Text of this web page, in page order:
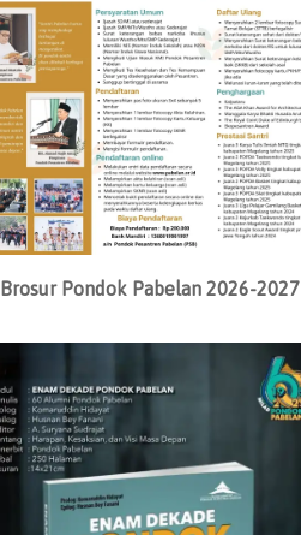
Brosur Pondok Pabelan 2026-2027